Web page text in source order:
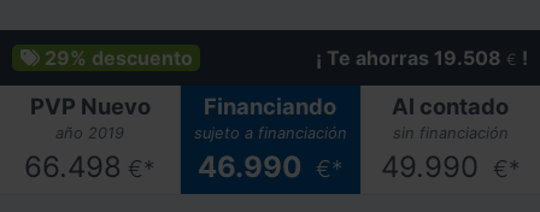
29% descuento ¡ Te ahorras 19.508 € !
PVP Nuevo
año 2019
66.498 €*
Financiando
sujeto a financiación
46.990 €*
Al contado
sin financiación
49.990 €*